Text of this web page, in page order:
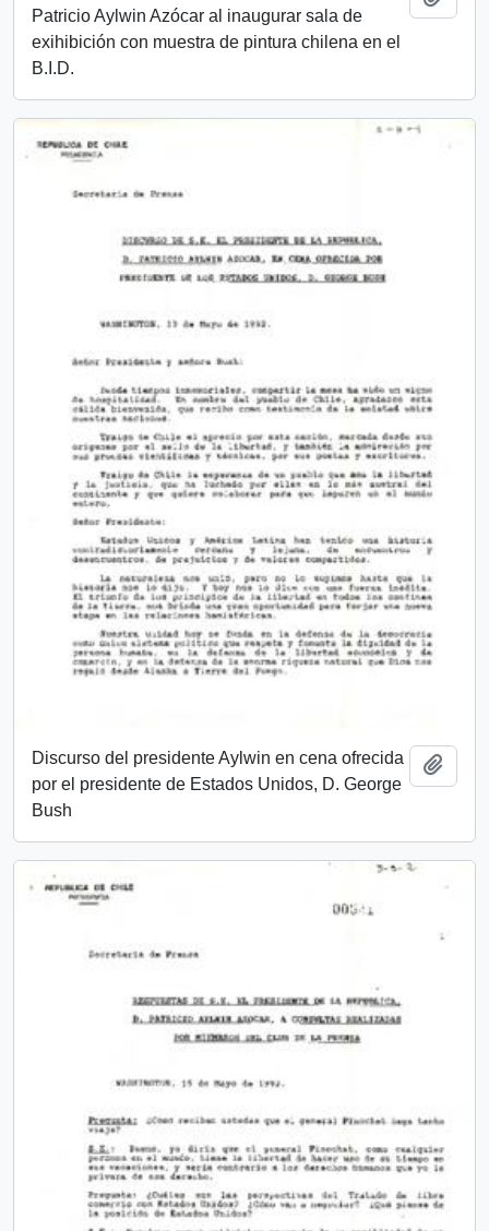
Patricio Aylwin Azócar al inaugurar sala de
exihibición con muestra de pintura chilena en el
B.I.D.
Discurso del presidente Aylwin en cena ofrecida
por el presidente de Estados Unidos, D. George
Bush